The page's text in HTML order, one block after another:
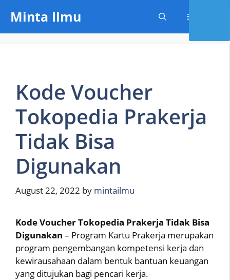
content
Minta Ilmu
Kode Voucher
Tokopedia Prakerja
Tidak Bisa
Digunakan
August 22, 2022 by mintailmu
Kode Voucher Tokopedia Prakerja Tidak Bisa
Digunakan – Program Kartu Prakerja merupakan
program pengembangan kompetensi kerja dan
kewirausahaan dalam bentuk bantuan keuangan
yang ditujukan bagi pencari kerja.